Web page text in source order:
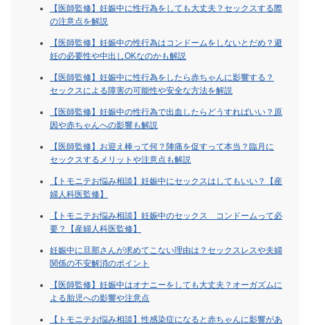
【医師監修】妊娠中に性行為をしても大丈夫？セックスする際
の注意点を解説
【医師監修】妊娠中の性行為はコンドームをしないとだめ？避
妊の必要性や中出しOKなのかも解説
【医師監修】妊娠中に性行為をしたら赤ちゃんに影響する？
セックスによる障害の可能性や安全な方法を解説
【医師監修】妊娠中の性行為で出血したらどうすればいい？原
因や赤ちゃんへの影響も解説
【医師監修】お迎え棒って何？陣痛を促すって本当？臨月に
セックスするメリットや注意点も解説
【トモニテお悩み相談】妊娠中にセックスはしてもいい？【産
婦人科医監修】
【トモニテお悩み相談】妊娠中のセックス コンドームって必
要？【産婦人科医監修】
妊娠中に旦那さんが求めてこない理由は？セックスレスや夫婦
関係の不安解消のポイント
【医師監修】妊娠中はオナニーをしても大丈夫？オーガズムに
よる胎児への影響や注意点
【トモニテお悩み相談】性感染症になると赤ちゃんに影響があ